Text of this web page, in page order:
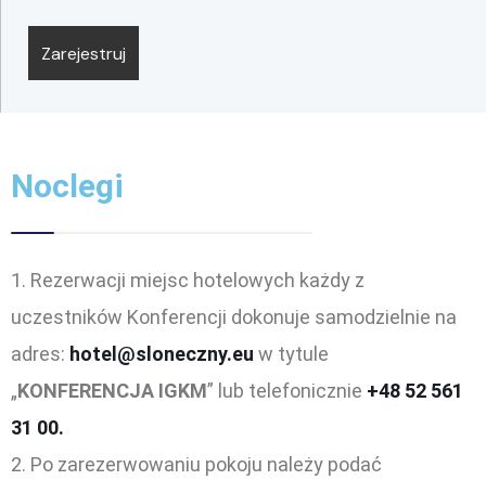
Noclegi
Rezerwacji miejsc hotelowych każdy z
uczestników Konferencji dokonuje samodzielnie na
adres: hotel@sloneczny.eu w tytule
„KONFERENCJA IGKM” lub telefonicznie +48 52 561
31 00.
Po zarezerwowaniu pokoju należy podać